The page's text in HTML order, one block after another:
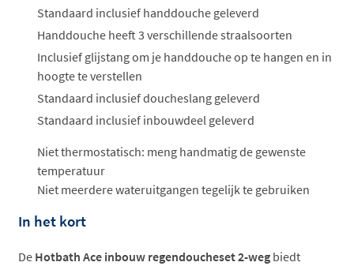
Standaard inclusief handdouche geleverd
Handdouche heeft 3 verschillende straalsoorten
Inclusief glijstang om je handdouche op te hangen en in
hoogte te verstellen
Standaard inclusief doucheslang geleverd
Standaard inclusief inbouwdeel geleverd
Niet thermostatisch: meng handmatig de gewenste
temperatuur
Niet meerdere wateruitgangen tegelijk te gebruiken
In het kort
De Hotbath Ace inbouw regendoucheset 2-weg biedt